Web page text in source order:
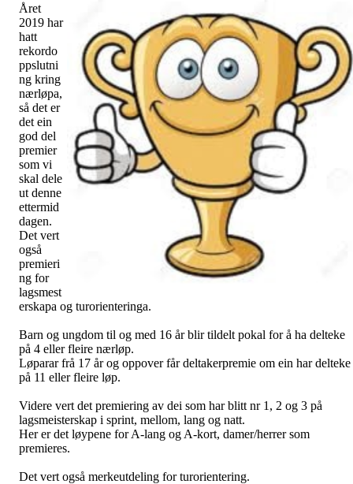
Året
2019 har
hatt
rekordo
ppslutni
ng kring
nærløpa,
så det er
det ein
god del
premier
som vi
skal dele
ut denne
ettermid
dagen.
Det vert
også
premieri
ng for
lagsmest
erskapa og turorienteringa.
Barn og ungdom til og med 16 år blir tildelt pokal for å ha delteke
på 4 eller fleire nærløp.
Løparar frå 17 år og oppover får deltakerpremie om ein har delteke
på 11 eller fleire løp.
Videre vert det premiering av dei som har blitt nr 1, 2 og 3 på
lagsmeisterskap i sprint, mellom, lang og natt.
Her er det løypene for A-lang og A-kort, damer/herrer som
premieres.
Det vert også merkeutdeling for turorientering.